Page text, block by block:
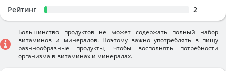
Рейтинг 2
Большинство продуктов не может содержать полный набор
витаминов и минералов. Поэтому важно употреблять в пищу
разннообразные продукты, чтобы восполнять потребности
организма в витаминах и минералах.